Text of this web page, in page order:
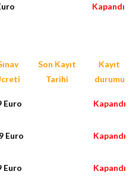
Kapandı
Son Kayıt
Tarihi
Kayıt
durumu
Euro Kapandı
Euro Kapandı
Euro Kapandı